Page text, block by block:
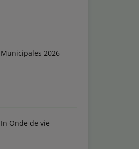
Municipales 2026
In Onde de vie